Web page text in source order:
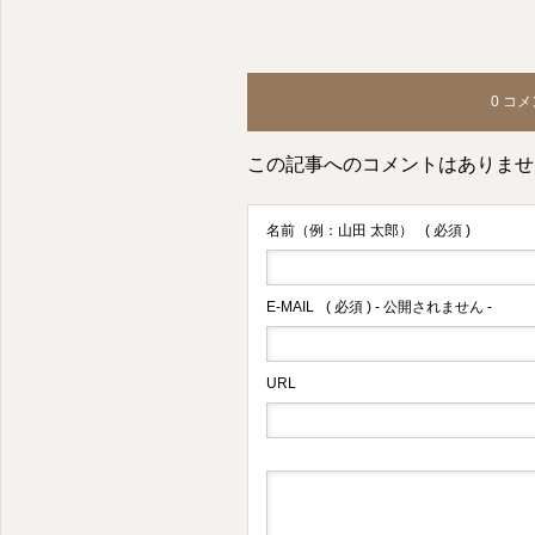
0 コメ
この記事へのコメントはありませ
名前（例：山田 太郎） ( 必須 )
E-MAIL ( 必須 ) - 公開されません -
URL